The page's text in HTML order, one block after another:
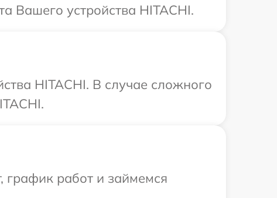
Вашего устройства HITACHI.
HITACHI. В случае сложного
график работ и займемся